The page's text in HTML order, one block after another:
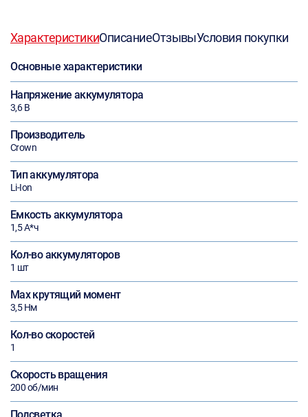
ХарактеристикиОписаниеОтзывыУсловия покупки
Основные характеристики
Напряжение аккумулятора
3,6 В
Производитель
Crown
Тип аккумулятора
Li-Ion
Емкость аккумулятора
1,5 А*ч
Кол-во аккумуляторов
1 шт
Max крутящий момент
3,5 Нм
Кол-во скоростей
1
Скорость вращения
200 об/мин